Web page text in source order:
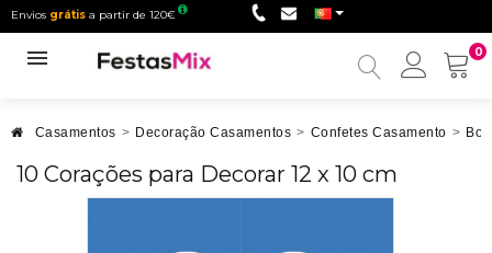
Envios grátis a partir de 120€
0
Minha
Casamentos > Decoração Casamentos > Confetes Casamento >
10 Corações para Decorar 12 x 10 cm